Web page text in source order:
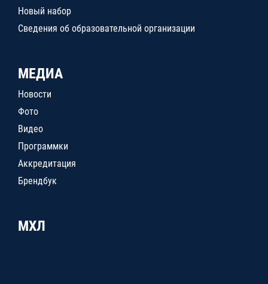
Новый набор
Сведения об образовательной организации
МЕДИА
Новости
Фото
Видео
Программки
Аккредитация
Брендбук
МХЛ